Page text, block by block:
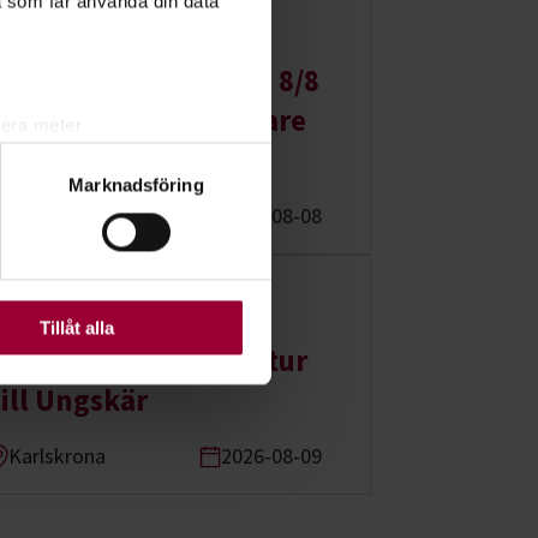
meter
. Du kan ändra
Vissa kakor är
Marknadsföring
Tillåt alla
Föreläsning:
Grundkurs i klättring 8/8
8-12år - Föreläsare
2026-08-08
vandring/båttur
Ungskär
Karlskrona 2026-08-09